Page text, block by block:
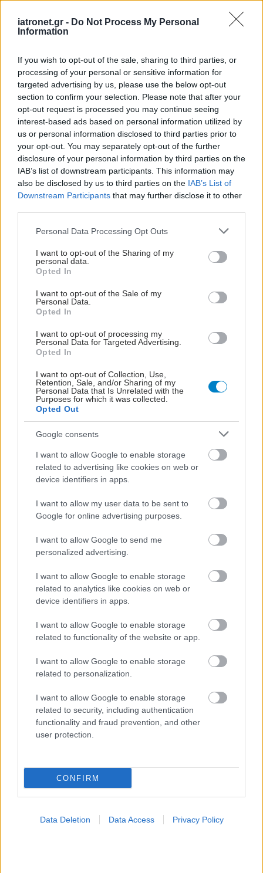
iatronet.gr - Do Not Process My Personal
Information
If you wish to opt-out of the sale, sharing to third parties, or
processing of your personal or sensitive information for
targeted advertising by us, please use the below opt-out
section to confirm your selection. Please note that after your
opt-out request is processed you may continue seeing
interest-based ads based on personal information utilized by
us or personal information disclosed to third parties prior to
your opt-out. You may separately opt-out of the further
disclosure of your personal information by third parties on the
IAB’s list of downstream participants. This information may
also be disclosed by us to third parties on the IAB’s List of
Downstream Participants that may further disclose it to other
Please note that this website/app uses one or more Google
not limited to your visit or usage behaviour. You may click to
grant or deny consent to Google and its third-party tags to
use your data for below specified purposes in below Google
consent section.
Personal Data Processing Opt Outs
I want to opt-out of the Sharing of my
personal data.
Opted In
I want to opt-out of the Sale of my
Personal Data.
Opted In
I want to opt-out of processing my
Personal Data for Targeted Advertising.
Opted In
I want to opt-out of Collection, Use,
Retention, Sale, and/or Sharing of my
Personal Data that Is Unrelated with the
Purposes for which it was collected.
Opted Out
Google consents
I want to allow Google to enable storage
related to advertising like cookies on web or
device identifiers in apps.
I want to allow my user data to be sent to
Google for online advertising purposes.
I want to allow Google to send me
personalized advertising.
I want to allow Google to enable storage
related to analytics like cookies on web or
device identifiers in apps.
I want to allow Google to enable storage
related to functionality of the website or app.
I want to allow Google to enable storage
related to personalization.
I want to allow Google to enable storage
related to security, including authentication
functionality and fraud prevention, and other
user protection.
CONFIRM
Data Deletion Data Access Privacy Policy
Loading...
Προσθήκη Σχολίου